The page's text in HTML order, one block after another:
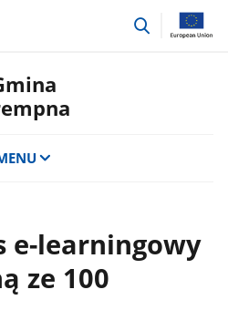
przejdź
e-learningowy
ze 100